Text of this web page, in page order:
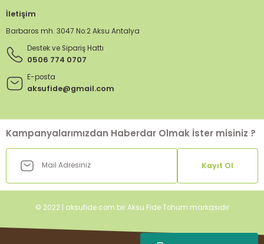
İletişim
Barbaros mh. 3047 No:2 Aksu Antalya
Destek ve Sipariş Hattı
0506 774 0707
E-posta
aksufide@gmail.com
Kampanyalarımızdan Haberdar Olmak İster misiniz ?
Kayıt Ol
© 2022 | aksufide.com bir Aksu Fide Tohum markasıdır